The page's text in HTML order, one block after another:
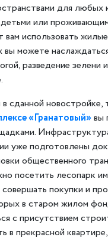
для любых
или
использовать
можете
разведение
сданной
«Гранатовый»вы
уже подготовлены
общественного
посетить лесопарк
покупки и
в старом жилом
с присутствием
прекрасной